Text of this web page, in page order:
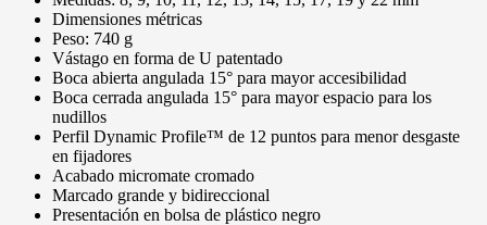
Dimensiones métricas
Peso: 740 g
Vástago en forma de U patentado
Boca abierta angulada 15° para mayor accesibilidad
Boca cerrada angulada 15° para mayor espacio para los
nudillos
Perfil Dynamic Profile™ de 12 puntos para menor desgaste
en fijadores
Acabado micromate cromado
Marcado grande y bidireccional
Presentación en bolsa de plástico negro